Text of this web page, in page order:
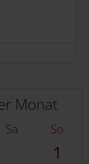
Sa So
1